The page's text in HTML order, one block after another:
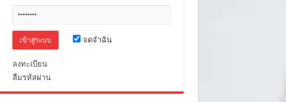
จดจำฉัน
ลงทะเบียน
ลืมรหัสผ่าน